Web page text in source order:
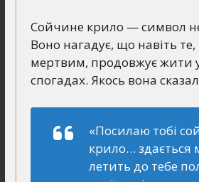
Сойчине крило — символ
Воно нагадує, що навіть
мертвим, продовжує жити
спогадах. Якось вона
«Посилаю тобі
крило… здається
летить до тебе